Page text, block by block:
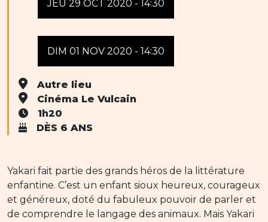
JEU 29 OCT 2020 - 14:30
DIM 01 NOV 2020 - 14:30
Autre lieu
Cinéma Le Vulcain
1h20
DÈS 6 ANS
Yakari fait partie des grands héros de la littérature
enfantine. C’est un enfant sioux heureux, courageux
et généreux, doté du fabuleux pouvoir de parler et
de comprendre le langage des animaux. Mais Yakari